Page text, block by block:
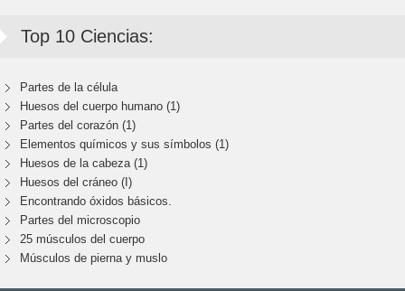
Top 10 Ciencias:
Partes de la célula
Huesos del cuerpo humano (1)
Partes del corazón (1)
Elementos químicos y sus símbolos (1)
Huesos de la cabeza (1)
Huesos del cráneo (I)
Encontrando óxidos básicos.
Partes del microscopio
25 músculos del cuerpo
Músculos de pierna y muslo